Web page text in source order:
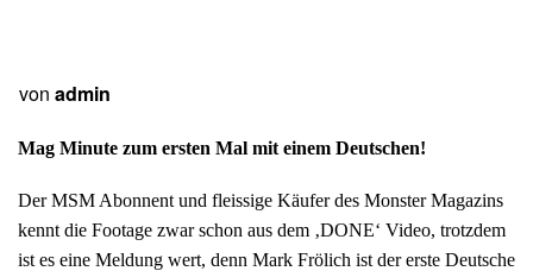
von admin
Mag Minute zum ersten Mal mit einem Deutschen!
Der MSM Abonnent und fleissige Käufer des Monster Magazins
kennt die Footage zwar schon aus dem ‚DONE‘ Video, trotzdem
ist es eine Meldung wert, denn Mark Frölich ist der erste Deutsche